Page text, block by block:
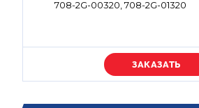
708-2G-00320, 708-2G-01320
Уточняйте цену